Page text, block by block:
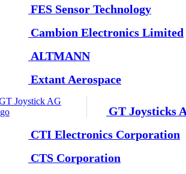
FES Sensor Technology
Cambion Electronics Limited
ALTMANN
Extant Aerospace
GT Joysticks
CTI Electronics Corporation
CTS Corporation